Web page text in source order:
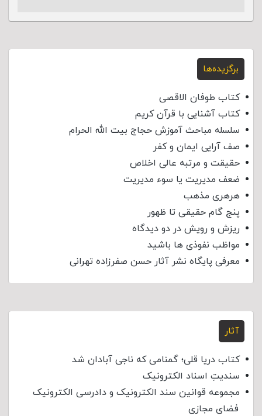
برگزیده‌ها
کتاب طوفان الاقصی
کتاب آشنایی با قرآن کریم
سلسله مباحث آموزش حجاج بیت الله الحرام
صف آرایی ایمان و کفر
حقیقت و مرتبه عالی اخلاص
ضعف مدیریت یا سوء مدیریت
هرهری مذهب
پنج گام حقیقی تا ظهور
ریزش و رویش در دو دیدگاه
مواظب نفوذی‌ ها باشید
معرفی پایگاه نشر آثار حسن صفرزاده تهرانی
آثار
کتاب دریا قلی؛ گمنامی که ناجی آبادان شد
سندیتِ اسناد الکترونیک
مجموعه قوانین سند الکترونیک و دادرسی الکترونیک
فضای مجازی